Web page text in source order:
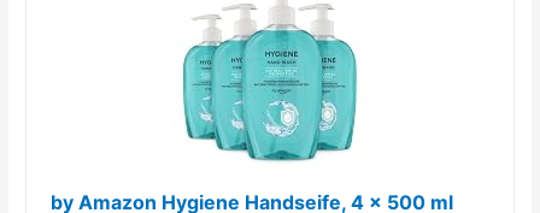
by Amazon Hygiene Handseife, 4 x 500 ml